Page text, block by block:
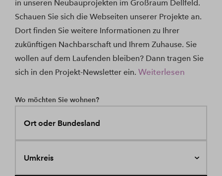
in unseren Neubauprojekten im Großraum Dellfeld.
Schauen Sie sich die Webseiten unserer Projekte an.
Dort finden Sie weitere Informationen zu Ihrer
zukünftigen Nachbarschaft und Ihrem Zuhause. Sie
wollen auf dem Laufenden bleiben? Dann tragen Sie
sich in den Projekt-Newsletter ein. Weiterlesen
Wo möchten Sie wohnen?
Ort oder Bundesland
Umkreis